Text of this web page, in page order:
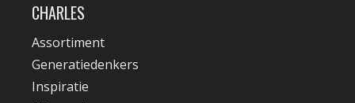
CHARLES
Assortiment
Generatiedenkers
Inspiratie